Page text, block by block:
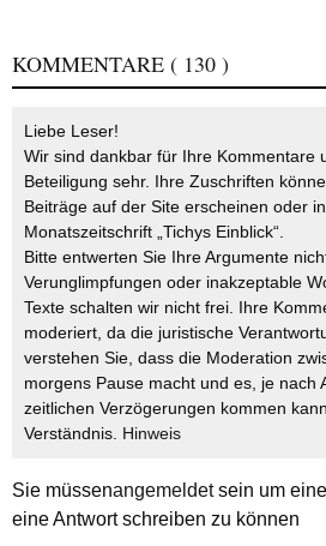
KOMMENTARE ( 130 )
Liebe Leser!
Wir sind dankbar für Ihre Kommentare
Beteiligung sehr. Ihre Zuschriften
Beiträge auf der Site erscheinen oder
Monatszeitschrift „Tichys Einblick“.
Bitte entwerten Sie Ihre Argumente
Verunglimpfungen oder inakzeptable
Texte schalten wir nicht frei. Ihre
moderiert, da die juristische
verstehen Sie, dass die Moderation
morgens Pause macht und es, je nach
zeitlichen Verzögerungen kommen
Verständnis. Hinweis
Sie müssenangemeldetsein um
eine Antwort schreiben zu können